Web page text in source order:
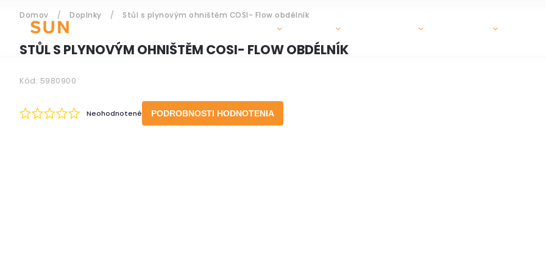
Domov / Doplnky / Stůl s plynovým ohništěm COSI- Flow obdélník
STŮL S PLYNOVÝM OHNIŠTĚM COSI- FLOW OBDÉLNÍK
Kód: 5980900
Neohodnotené PODROBNOSTI HODNOTENIA